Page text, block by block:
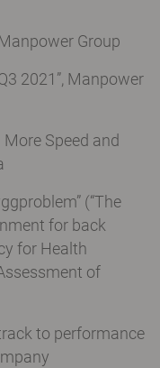
Group
2021”, Manpower
Speed and
(“The
for back
for Health
of
to performance